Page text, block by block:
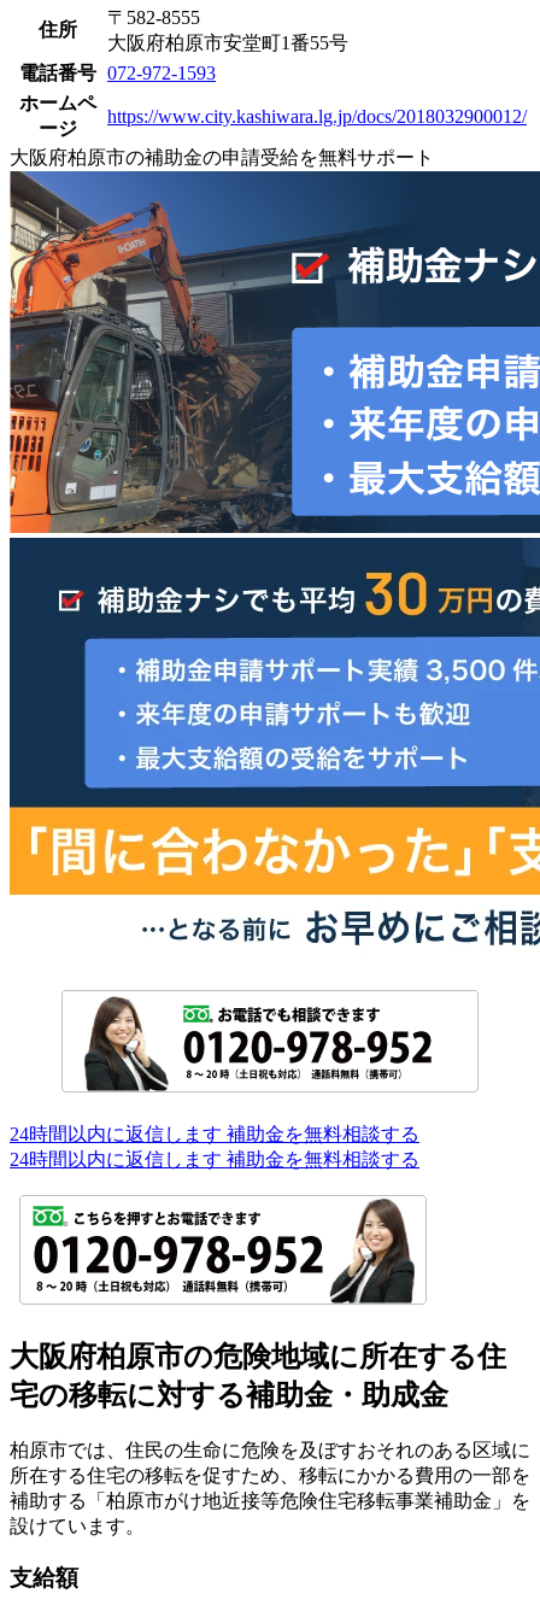
住所
〒582-8555
大阪府柏原市安堂町1番55号
電話番号 072-972-1593
ホームペ
ージ
https://www.city.kashiwara.lg.jp/docs/2018032900012/
大阪府柏原市の補助金の申請受給を無料サポート
24時間以内に返信します 補助金を無料相談する
24時間以内に返信します 補助金を無料相談する
大阪府柏原市の危険地域に所在する住
宅の移転に対する補助金・助成金
柏原市では、住民の生命に危険を及ぼすおそれのある区域に
所在する住宅の移転を促すため、移転にかかる費用の一部を
補助する「柏原市がけ地近接等危険住宅移転事業補助金」を
設けています。
支給額